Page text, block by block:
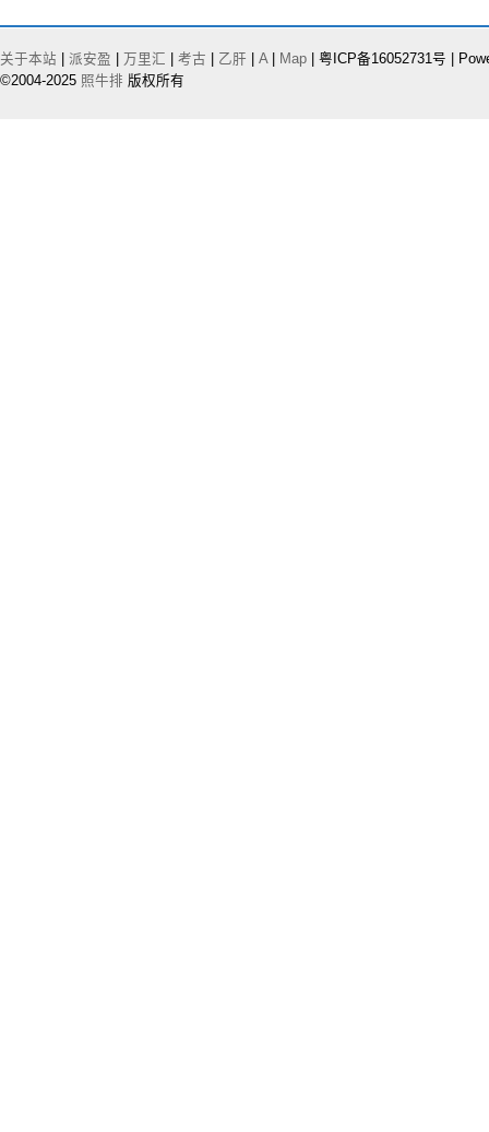
关于本站 派安盈 万里汇 考古 乙肝 A| Map | 粤ICP备16052731号 |
©2004-2025 照牛排 版权所有